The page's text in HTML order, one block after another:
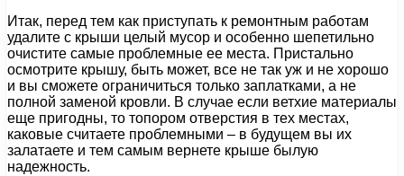
Итак, перед тем как приступать к ремонтным работам
удалите с крыши целый мусор и особенно шепетильно
очистите самые проблемные ее места. Пристально
осмотрите крышу, быть может, все не так уж и не хорошо
и вы сможете ограничиться только заплатками, а не
полной заменой кровли. В случае если ветхие материалы
еще пригодны, то топором отверстия в тех местах,
каковые считаете проблемными – в будущем вы их
залатаете и тем самым вернете крыше былую
надежность.